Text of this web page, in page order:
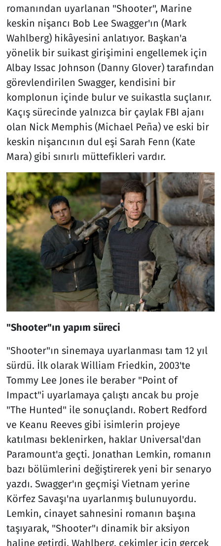
romanından uyarlanan "Shooter", Marine
keskin nişancı Bob Lee Swagger'ın (Mark
Wahlberg) hikâyesini anlatıyor. Başkan'a
yönelik bir suikast girişimini engellemek için
Albay Issac Johnson (Danny Glover) tarafından
görevlendirilen Swagger, kendisini bir
komplonun içinde bulur ve suikastla suçlanır.
Kaçış sürecinde yalnızca bir çaylak FBI ajanı
olan Nick Memphis (Michael Peña) ve eski bir
keskin nişancının dul eşi Sarah Fenn (Kate
Mara) gibi sınırlı müttefikleri vardır.
"Shooter"ın yapım süreci
"Shooter"ın sinemaya uyarlanması tam 12 yıl
sürdü. İlk olarak William Friedkin, 2003'te
Tommy Lee Jones ile beraber "Point of
Impact"i uyarlamaya çalıştı ancak bu proje
"The Hunted" ile sonuçlandı. Robert Redford
ve Keanu Reeves gibi isimlerin projeye
katılması beklenirken, haklar Universal'dan
Paramount'a geçti. Jonathan Lemkin, romanın
bazı bölümlerini değiştirerek yeni bir senaryo
yazdı. Swagger'ın geçmişi Vietnam yerine
Körfez Savaşı'na uyarlanmış bulunuyordu.
Lemkin, cinayet sahnesini romanın başına
taşıyarak, "Shooter"ı dinamik bir aksiyon
haline getirdi. Wahlberg, çekimler için gerçek